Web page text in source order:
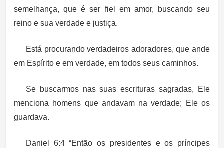
semelhança, que é ser fiel em amor, buscando seu
reino e sua verdade e justiça.
Está procurando verdadeiros adoradores, que ande
em Espírito e em verdade, em todos seus caminhos.
Se buscarmos nas suas escrituras sagradas, Ele
menciona homens que andavam na verdade; Ele os
guardava.
Daniel 6:4 “Então os presidentes e os príncipes